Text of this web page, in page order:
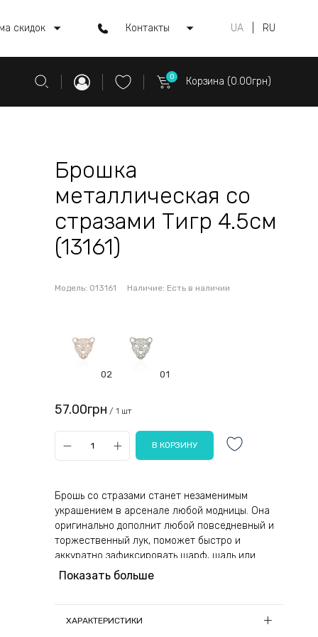
скидок Контакты UA RU
0 Корзина (0.00грн)
Брошка
металлическая со
стразами Тигр 4.5см
(13161)
Модель: 013161 Наличие: Есть в наличии
02 01
57.00грн / 1 шт
Брошь со стразами станет незаменимым
украшением в арсенале любой модницы. Она
оригинально дополнит любой повседневный и
торжественный лук, поможет быстро и
аккуратно зафиксировать шарф, шаль или
накидку. Изделием можно смело украшать
себе чрезмерное внимание.
Показать больше
ХАРАКТЕРИСТИКИ